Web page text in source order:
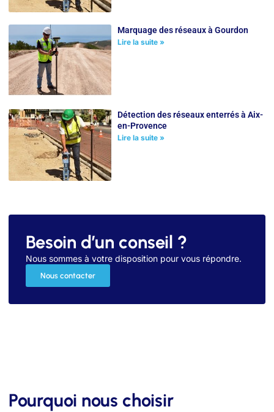
Marquage des réseaux à Gourdon
Lire la suite »
Détection des réseaux enterrés à Aix-
en-Provence
Lire la suite »
Besoin d’un conseil ?
Nous sommes à votre disposition pour vous répondre.
Nous contacter
Pourquoi nous choisir